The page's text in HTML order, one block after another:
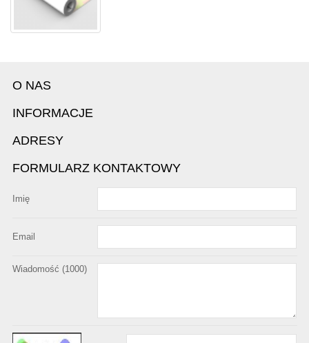
O NAS
INFORMACJE
ADRESY
FORMULARZ KONTAKTOWY
Imię
Email
Wiadomość (1000)